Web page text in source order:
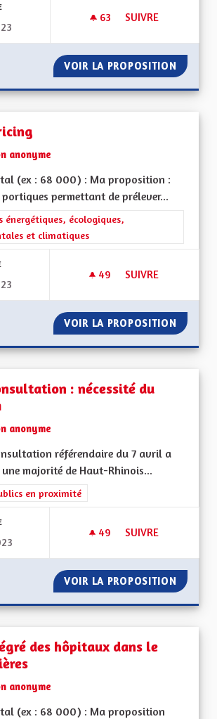
63 63 ABONNÉS
SUIVRE
VOIR LA PROPOSITION
anonyme
(ex : 68 000) : Ma proposition :
permettant de prélever...
de la catégorie : Les transitions
énergétiques, écologiques,
et climatiques
49 49 ABONNÉS
SUIVRE
VOIR LA PROPOSITION
: nécessité du
anonyme
référendaire du 7 avril a
une majorité de Haut-Rhinois...
de la catégorie : Les services publics en
en proximité
49 49 ABONNÉS
SUIVRE
VOIR LA PROPOSITION MODE
des hôpitaux dans le
anonyme
(ex : 68 000) : Ma proposition